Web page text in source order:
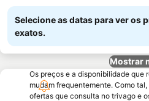
Selecione as datas para ver os
exatos.
Mostrar
Os preços e a disponibilidade que
mudam frequentemente. Como
ofertas que consulta no trivago e